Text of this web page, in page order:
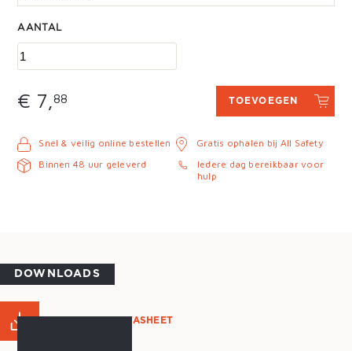
AANTAL
€ 7,88 TOEVOEGEN
Snel & veilig online bestellen
Binnen 48 uur geleverd
Gratis ophalen bij All Safety
Iedere dag bereikbaar voor
hulp
DOWNLOADS
PRODUCT DATASHEET